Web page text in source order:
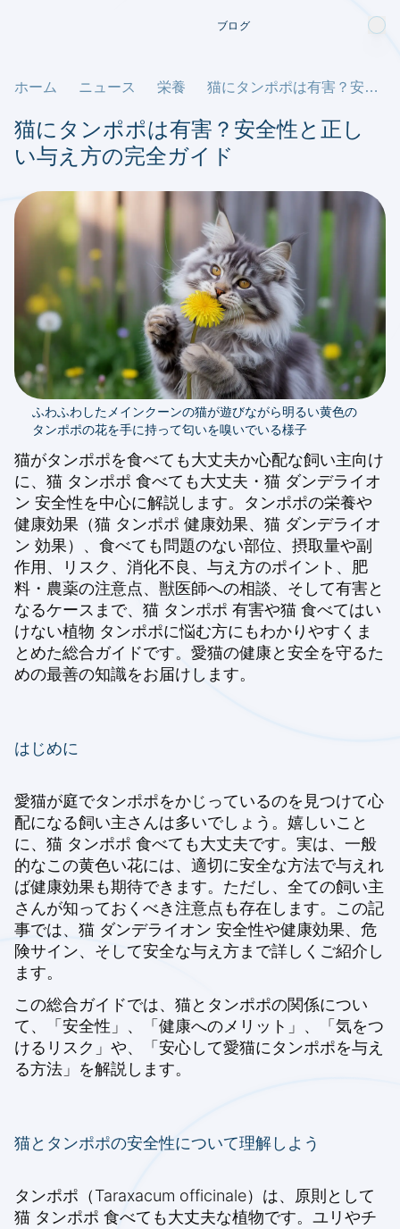
ブログ
ホーム ニュース 栄養 猫にタンポポは有害？安全性と正しい与え方の完全ガイド
猫にタンポポは有害？安全性と正し
い与え方の完全ガイド
ふわふわしたメインクーンの猫が遊びながら明るい黄色の
タンポポの花を手に持って匂いを嗅いでいる様子
猫がタンポポを食べても大丈夫か心配な飼い主向け
に、猫 タンポポ 食べても大丈夫・猫 ダンデライオ
ン 安全性を中心に解説します。タンポポの栄養や
健康効果（猫 タンポポ 健康効果、猫 ダンデライオ
ン 効果）、食べても問題のない部位、摂取量や副
作用、リスク、消化不良、与え方のポイント、肥
料・農薬の注意点、獣医師への相談、そして有害と
なるケースまで、猫 タンポポ 有害や猫 食べてはい
けない植物 タンポポに悩む方にもわかりやすくま
とめた総合ガイドです。愛猫の健康と安全を守るた
めの最善の知識をお届けします。
はじめに
愛猫が庭でタンポポをかじっているのを見つけて心
配になる飼い主さんは多いでしょう。嬉しいこと
に、猫 タンポポ 食べても大丈夫です。実は、一般
的なこの黄色い花には、適切に安全な方法で与えれ
ば健康効果も期待できます。ただし、全ての飼い主
さんが知っておくべき注意点も存在します。この記
事では、猫 ダンデライオン 安全性や健康効果、危
険サイン、そして安全な与え方まで詳しくご紹介し
ます。
この総合ガイドでは、猫とタンポポの関係につい
て、「安全性」、「健康へのメリット」、「気をつ
けるリスク」や、「安心して愛猫にタンポポを与え
る方法」を解説します。
猫とタンポポの安全性について理解しよう
タンポポ（Taraxacum officinale）は、原則として
猫 タンポポ 食べても大丈夫な植物です。ユリやチ